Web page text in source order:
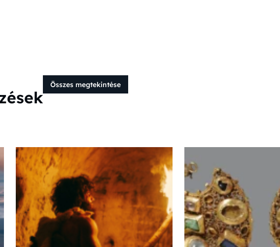
Összes megtekintése